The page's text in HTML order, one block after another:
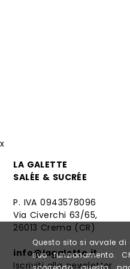
x
LA GALETTE
SALÉE & SUCRÉE
P. IVA 0943578096
Via Civerchi 63/65,
26013 Crema (CR)
info@lagalette.it
Iscriviti alla newsletter
Questo sito si avvale
suo funzionamento.